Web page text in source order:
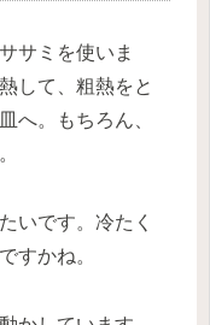
サミを使いま
して、粗熱をと
へ。もちろん、
。
いです。冷たく
すかね。